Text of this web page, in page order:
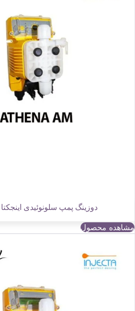
دوزینگ پمپ سلونوئیدی اینجکتا ATHENA AM
مشاهده محصول